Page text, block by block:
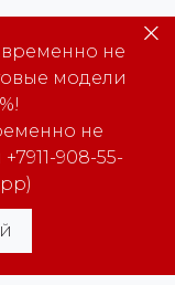
не
модели
не
908-55-